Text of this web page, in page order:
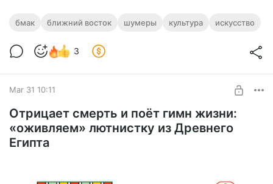
бмак ближний восток шумеры культура искусство
3
Mar 31 10:11
Отрицает смерть и поёт гимн жизни:
«оживляем» лютнистку из Древнего
Египта